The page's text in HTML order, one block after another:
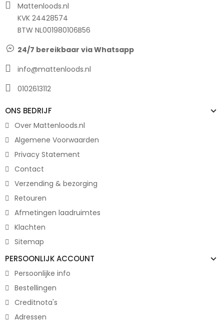
Mattenloods.nl
KVK 24428574
BTW NL001980106B56
24/7 bereikbaar via Whatsapp
info@mattenloods.nl
0102613112
ONS BEDRIJF
Over Mattenloods.nl
Algemene Voorwaarden
Privacy Statement
Contact
Verzending & bezorging
Retouren
Afmetingen laadruimtes
Klachten
Sitemap
PERSOONLIJK ACCOUNT
Persoonlijke info
Bestellingen
Creditnota's
Adressen